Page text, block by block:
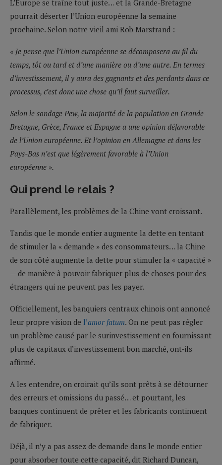
L’Europe se traîne tout juste… et la Grande-Bretagne
pourrait déserter l’Union européenne la semaine
prochaine. Selon notre vieil ami Rob Marstrand :
« Je pense que l’Union européenne se décomposera au fil du
temps, tôt ou tard et d’une manière ou d’une autre. En termes
d’investissement, il y aura des gagnants et des perdants dans ce
processus, c’est donc une chose qu’il faut surveiller.
Selon le sondage Pew, la majorité de la population en Grande-
Bretagne, Grèce, France et Espagne a une opinion défavorable
de l’Union européenne. Et l’opinion en Allemagne et dans les
Pays-Bas n’est que légèrement favorable à l’Union
européenne ».
Qui prend le relais ?
Parallèlement, les problèmes de la Chine vont croissant.
Tandis que le monde entier augmente la dette en tentant
de stimuler la « demande » des consommateurs… la Chine
de son côté augmente la dette pour stimuler la « capacité »
— de manière à pouvoir fabriquer plus de choses pour des
étrangers qui ne peuvent pas les payer.
Officiellement, les banquiers centraux chinois ont annoncé
leur propre vision de l’amor fatum. On ne peut pas régler
un problème causé par le surinvestissement en fournissant
plus de capitaux d’investissement bon marché, ont-ils
affirmé.
A les entendre, on croirait qu’ils sont prêts à se détourner
des erreurs et omissions du passé… et pourtant, les
banques continuent de prêter et les fabricants continuent
de fabriquer.
Déjà, il n’y a pas assez de demande dans le monde entier
pour absorber toute cette capacité, dit Richard Duncan,